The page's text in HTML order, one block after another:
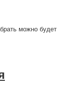
можно будет